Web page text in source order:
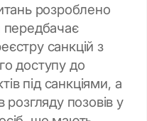
розроблено
передбачає
санкцій з
доступу до
під санкціями, а
розгляду позовів у